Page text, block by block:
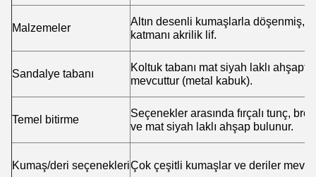
Malzemeler
Altın desenli kumaşlarla döşenmiş,
katmanı akrilik lif.
Sandalye tabanı
Koltuk tabanı mat siyah laklı
mevcuttur (metal kabuk).
Temel bitirme
Seçenekler arasında fırçalı tunç,
ve mat siyah laklı ahşap bulunur.
Kumaş/deri seçenekleriÇok çeşitli kumaşlar ve deriler